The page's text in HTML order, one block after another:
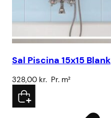
Sal Piscina 15x15 Blank
328,00 kr. Pr. m²